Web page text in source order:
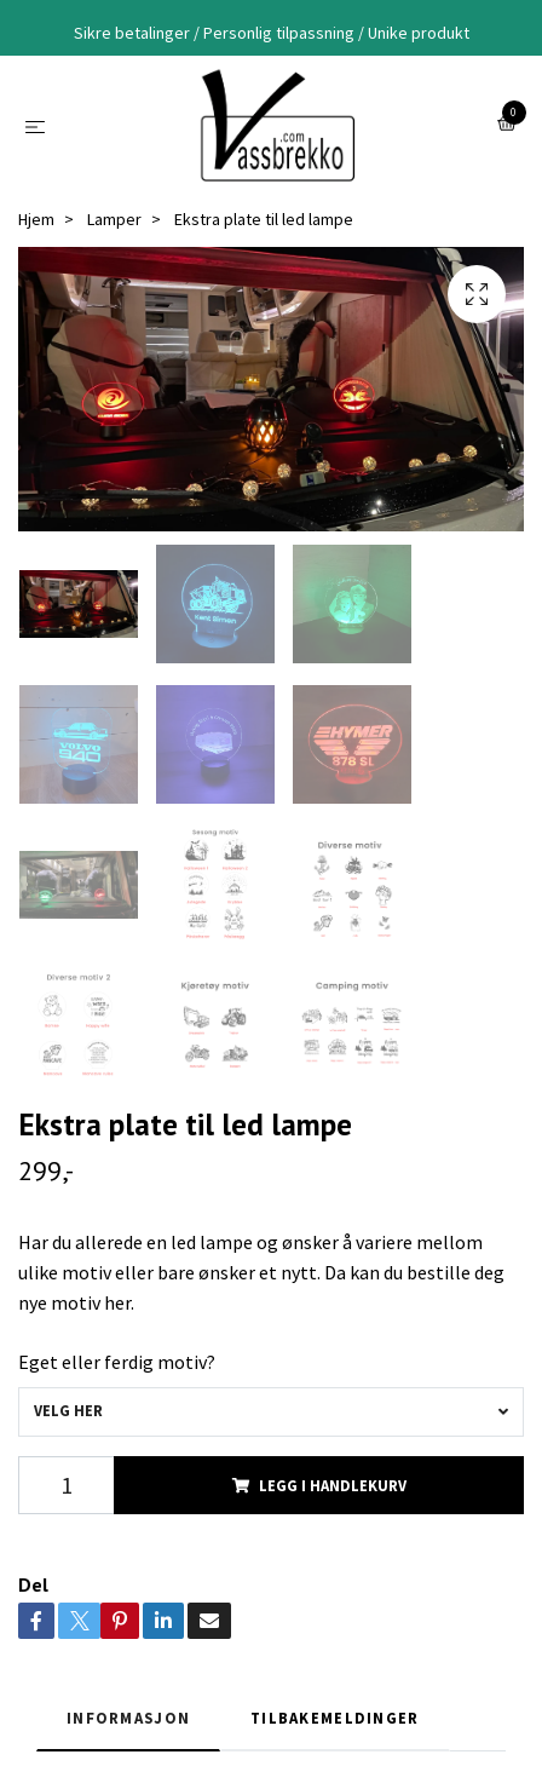
Sikre betalinger / Personlig tilpassning / Unike produkt
0
Hjem Lamper Ekstra plate til led lampe
Ekstra plate til led lampe
299,-
Har du allerede en led lampe og ønsker å variere mellom
ulike motiv eller bare ønsker et nytt. Da kan du bestille deg
nye motiv her.
Eget eller ferdig motiv?
VELG HER
LEGG I HANDLEKURV
Del
INFORMASJON TILBAKEMELDINGER